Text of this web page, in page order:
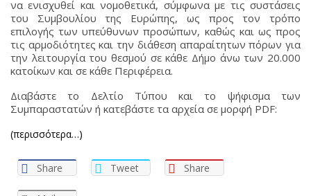
να ενισχυθεί και νομοθετικά, σύμφωνα με τις συστάσεις
του Συμβουλίου της Ευρώπης, ως προς τον τρόπο
επιλογής των υπεύθυνων προσώπων, καθώς και ως προς
τις αρμοδιότητες και την διάθεση απαραίτητων πόρων για
την λειτουργία του θεσμού σε κάθε Δήμο άνω των 20.000
κατοίκων και σε κάθε Περιφέρεια.
Διαβάστε το Δελτίο Τύπου και το ψήφισμα των
Συμπαραστατών ή κατεβάστε τα αρχεία σε μορφή PDF:
(περισσότερα…)
Share Tweet Share